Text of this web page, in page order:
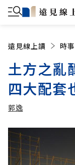
遠見線上讀 時
土方之亂
四大配套
郭逸